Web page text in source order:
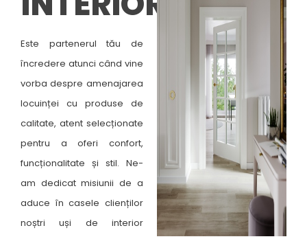
Este partenerul tău de
încredere atunci când vine
vorba despre amenajarea
locuinței cu produse de
calitate, atent selecționate
pentru a oferi confort,
funcționalitate și stil. Ne-
am dedicat misiunii de a
aduce în casele clienților
noștri uși de interior